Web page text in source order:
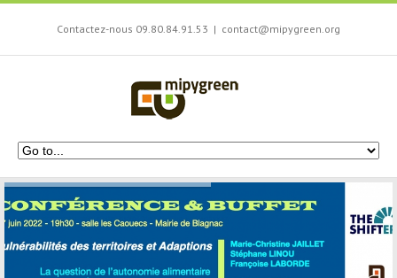
Contactez-nous 09.80.84.91.53 | contact@mipygreen.org